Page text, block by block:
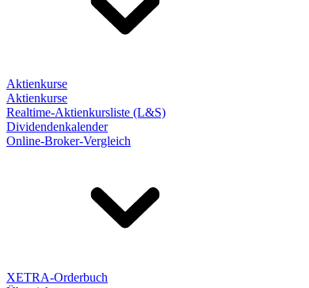
Aktienkurse
Aktienkurse
Realtime-Aktienkursliste (L&S)
Dividendenkalender
Online-Broker-Vergleich
XETRA-Orderbuch